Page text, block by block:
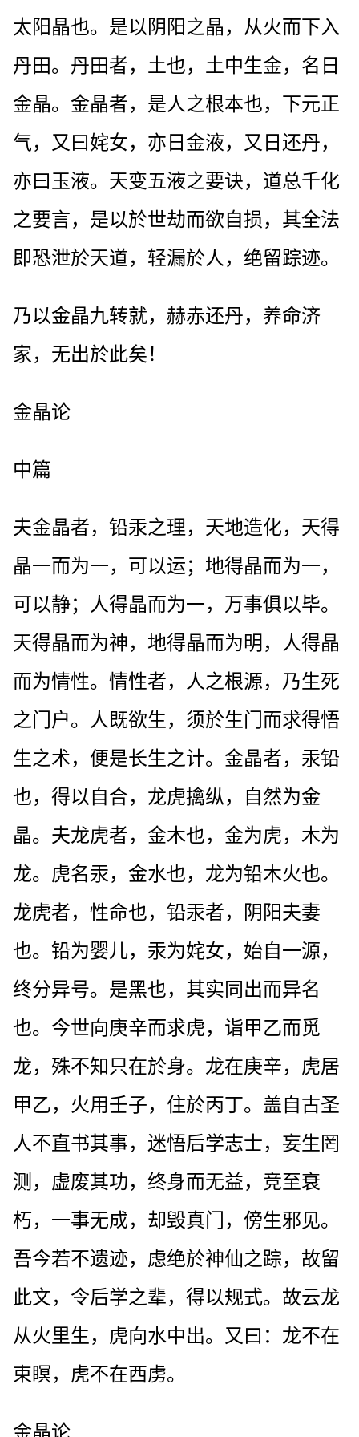
太阳晶也。是以阴阳之晶，从火而下入
丹田。丹田者，土也，土中生金，名日
金晶。金晶者，是人之根本也，下元正
气，又曰姹女，亦日金液，又日还丹，
亦曰玉液。天变五液之要诀，道总千化
之要言，是以於世劫而欲自损，其全法
即恐泄於天道，轻漏於人，绝留踪迹。
乃以金晶九转就，赫赤还丹，养命济
家，无出於此矣！
金晶论
中篇
夫金晶者，铅汞之理，天地造化，天得
晶一而为一，可以运；地得晶而为一，
可以静；人得晶而为一，万事俱以毕。
天得晶而为神，地得晶而为明，人得晶
而为情性。情性者，人之根源，乃生死
之门户。人既欲生，须於生门而求得悟
生之术，便是长生之计。金晶者，汞铅
也，得以自合，龙虎擒纵，自然为金
晶。夫龙虎者，金木也，金为虎，木为
龙。虎名汞，金水也，龙为铅木火也。
龙虎者，性命也，铅汞者，阴阳夫妻
也。铅为婴儿，汞为姹女，始自一源，
终分异号。是黑也，其实同出而异名
也。今世向庚辛而求虎，诣甲乙而觅
龙，殊不知只在於身。龙在庚辛，虎居
甲乙，火用壬子，住於丙丁。盖自古圣
人不直书其事，迷悟后学志士，妄生罔
测，虚废其功，终身而无益，竞至衰
朽，一事无成，却毁真门，傍生邪见。
吾今若不遗迹，虑绝於神仙之踪，故留
此文，令后学之辈，得以规式。故云龙
从火里生，虎向水中出。又曰：龙不在
束瞑，虎不在西虏。
金晶论